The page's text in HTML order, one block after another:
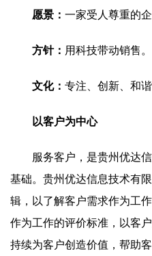
愿景： 一家受人尊重的
方针： 用科技带动销售。
文化： 专注、创新、和
以客户为中心
服务客户，是贵州优达
基础。贵州优达信息技术有
辑，以了解客户需求作为工
作为工作的评价标准，以客
持续为客户创造价值，帮助